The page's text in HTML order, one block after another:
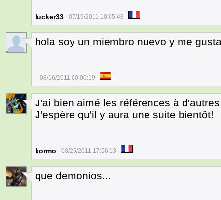
lucker33 07/19/2011 10:05:48
hola soy un miembro nuevo y me
08/16/2011 00:00:19
1
J'ai bien aimé les références à
J'espère qu'il y aura une suite bientôt!
kormo 08/25/2011 17:56:13
7
que demonios...